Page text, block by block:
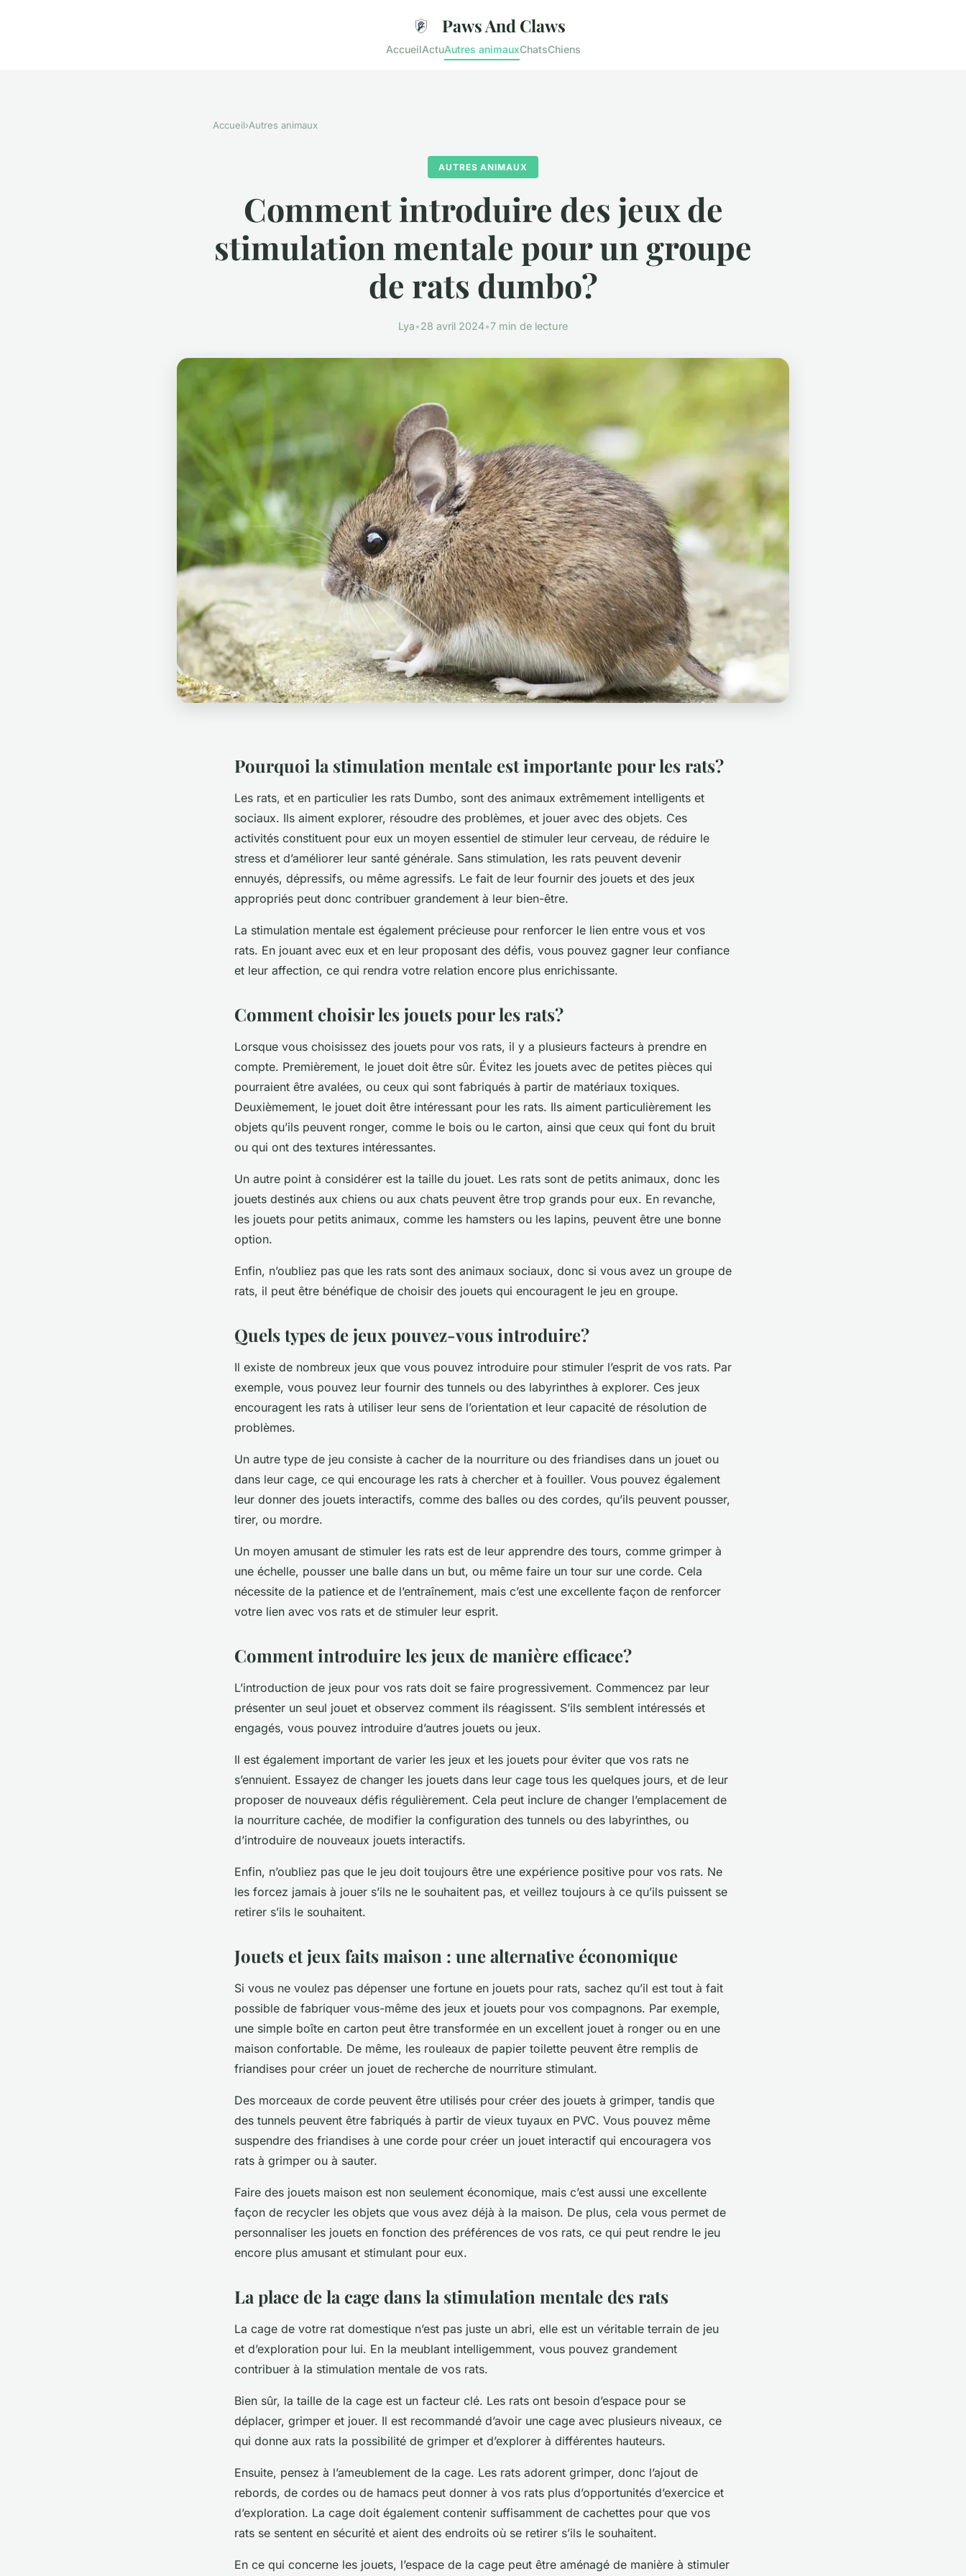
Paws And Claws
AccueilActuAutres animauxChatsChiens
Accueil›Autres animaux
AUTRES ANIMAUX
Comment introduire des jeux de
stimulation mentale pour un groupe
de rats dumbo?
Lya•28 avril 2024•7 min de lecture
Pourquoi la stimulation mentale est importante pour les rats?
Les rats, et en particulier les rats Dumbo, sont des animaux extrêmement intelligents et
sociaux. Ils aiment explorer, résoudre des problèmes, et jouer avec des objets. Ces
activités constituent pour eux un moyen essentiel de stimuler leur cerveau, de réduire le
stress et d’améliorer leur santé générale. Sans stimulation, les rats peuvent devenir
ennuyés, dépressifs, ou même agressifs. Le fait de leur fournir des jouets et des jeux
appropriés peut donc contribuer grandement à leur bien-être.
La stimulation mentale est également précieuse pour renforcer le lien entre vous et vos
rats. En jouant avec eux et en leur proposant des défis, vous pouvez gagner leur confiance
et leur affection, ce qui rendra votre relation encore plus enrichissante.
Comment choisir les jouets pour les rats?
Lorsque vous choisissez des jouets pour vos rats, il y a plusieurs facteurs à prendre en
compte. Premièrement, le jouet doit être sûr. Évitez les jouets avec de petites pièces qui
pourraient être avalées, ou ceux qui sont fabriqués à partir de matériaux toxiques.
Deuxièmement, le jouet doit être intéressant pour les rats. Ils aiment particulièrement les
objets qu’ils peuvent ronger, comme le bois ou le carton, ainsi que ceux qui font du bruit
ou qui ont des textures intéressantes.
Un autre point à considérer est la taille du jouet. Les rats sont de petits animaux, donc les
jouets destinés aux chiens ou aux chats peuvent être trop grands pour eux. En revanche,
les jouets pour petits animaux, comme les hamsters ou les lapins, peuvent être une bonne
option.
Enfin, n’oubliez pas que les rats sont des animaux sociaux, donc si vous avez un groupe de
rats, il peut être bénéfique de choisir des jouets qui encouragent le jeu en groupe.
Quels types de jeux pouvez-vous introduire?
Il existe de nombreux jeux que vous pouvez introduire pour stimuler l’esprit de vos rats. Par
exemple, vous pouvez leur fournir des tunnels ou des labyrinthes à explorer. Ces jeux
encouragent les rats à utiliser leur sens de l’orientation et leur capacité de résolution de
problèmes.
Un autre type de jeu consiste à cacher de la nourriture ou des friandises dans un jouet ou
dans leur cage, ce qui encourage les rats à chercher et à fouiller. Vous pouvez également
leur donner des jouets interactifs, comme des balles ou des cordes, qu’ils peuvent pousser,
tirer, ou mordre.
Un moyen amusant de stimuler les rats est de leur apprendre des tours, comme grimper à
une échelle, pousser une balle dans un but, ou même faire un tour sur une corde. Cela
nécessite de la patience et de l’entraînement, mais c’est une excellente façon de renforcer
votre lien avec vos rats et de stimuler leur esprit.
Comment introduire les jeux de manière efficace?
L’introduction de jeux pour vos rats doit se faire progressivement. Commencez par leur
présenter un seul jouet et observez comment ils réagissent. S’ils semblent intéressés et
engagés, vous pouvez introduire d’autres jouets ou jeux.
Il est également important de varier les jeux et les jouets pour éviter que vos rats ne
s’ennuient. Essayez de changer les jouets dans leur cage tous les quelques jours, et de leur
proposer de nouveaux défis régulièrement. Cela peut inclure de changer l’emplacement de
la nourriture cachée, de modifier la configuration des tunnels ou des labyrinthes, ou
d’introduire de nouveaux jouets interactifs.
Enfin, n’oubliez pas que le jeu doit toujours être une expérience positive pour vos rats. Ne
les forcez jamais à jouer s’ils ne le souhaitent pas, et veillez toujours à ce qu’ils puissent se
retirer s’ils le souhaitent.
Jouets et jeux faits maison : une alternative économique
Si vous ne voulez pas dépenser une fortune en jouets pour rats, sachez qu’il est tout à fait
possible de fabriquer vous-même des jeux et jouets pour vos compagnons. Par exemple,
une simple boîte en carton peut être transformée en un excellent jouet à ronger ou en une
maison confortable. De même, les rouleaux de papier toilette peuvent être remplis de
friandises pour créer un jouet de recherche de nourriture stimulant.
Des morceaux de corde peuvent être utilisés pour créer des jouets à grimper, tandis que
des tunnels peuvent être fabriqués à partir de vieux tuyaux en PVC. Vous pouvez même
suspendre des friandises à une corde pour créer un jouet interactif qui encouragera vos
rats à grimper ou à sauter.
Faire des jouets maison est non seulement économique, mais c’est aussi une excellente
façon de recycler les objets que vous avez déjà à la maison. De plus, cela vous permet de
personnaliser les jouets en fonction des préférences de vos rats, ce qui peut rendre le jeu
encore plus amusant et stimulant pour eux.
La place de la cage dans la stimulation mentale des rats
La cage de votre rat domestique n’est pas juste un abri, elle est un véritable terrain de jeu
et d’exploration pour lui. En la meublant intelligemment, vous pouvez grandement
contribuer à la stimulation mentale de vos rats.
Bien sûr, la taille de la cage est un facteur clé. Les rats ont besoin d’espace pour se
déplacer, grimper et jouer. Il est recommandé d’avoir une cage avec plusieurs niveaux, ce
qui donne aux rats la possibilité de grimper et d’explorer à différentes hauteurs.
Ensuite, pensez à l’ameublement de la cage. Les rats adorent grimper, donc l’ajout de
rebords, de cordes ou de hamacs peut donner à vos rats plus d’opportunités d’exercice et
d’exploration. La cage doit également contenir suffisamment de cachettes pour que vos
rats se sentent en sécurité et aient des endroits où se retirer s’ils le souhaitent.
En ce qui concerne les jouets, l’espace de la cage peut être aménagé de manière à stimuler